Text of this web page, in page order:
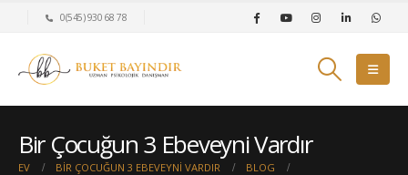
0(545) 930 68 78
Bir Çocuğun 3 Ebeveyni Vardır
EV BIR ÇOCUĞUN 3 EBEVEYNI VARDIR
BLOG